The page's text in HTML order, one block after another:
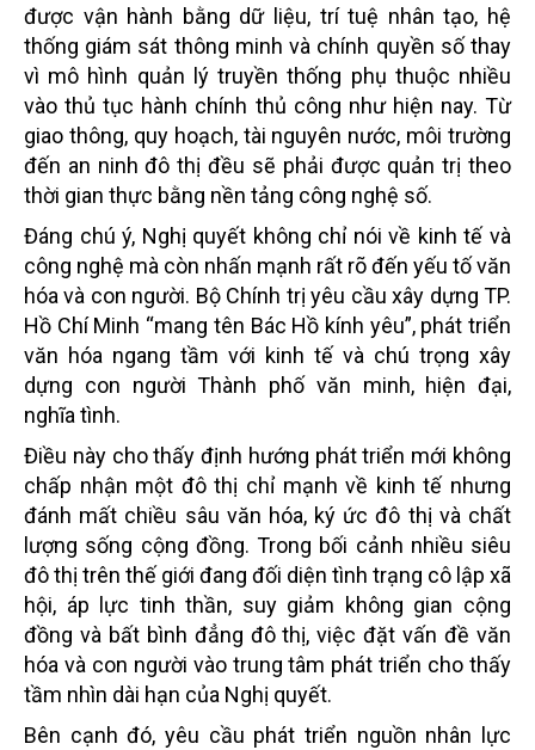
được vận hành bằng dữ liệu, trí tuệ nhân tạo, hệ
thống giám sát thông minh và chính quyền số thay
vì mô hình quản lý truyền thống phụ thuộc nhiều
vào thủ tục hành chính thủ công như hiện nay. Từ
giao thông, quy hoạch, tài nguyên nước, môi trường
đến an ninh đô thị đều sẽ phải được quản trị theo
thời gian thực bằng nền tảng công nghệ số.
Đáng chú ý, Nghị quyết không chỉ nói về kinh tế và
công nghệ mà còn nhấn mạnh rất rõ đến yếu tố văn
hóa và con người. Bộ Chính trị yêu cầu xây dựng TP.
Hồ Chí Minh “mang tên Bác Hồ kính yêu”, phát triển
văn hóa ngang tầm với kinh tế và chú trọng xây
dựng con người Thành phố văn minh, hiện đại,
nghĩa tình.
Điều này cho thấy định hướng phát triển mới không
chấp nhận một đô thị chỉ mạnh về kinh tế nhưng
đánh mất chiều sâu văn hóa, ký ức đô thị và chất
lượng sống cộng đồng. Trong bối cảnh nhiều siêu
đô thị trên thế giới đang đối diện tình trạng cô lập xã
hội, áp lực tinh thần, suy giảm không gian cộng
đồng và bất bình đẳng đô thị, việc đặt vấn đề văn
hóa và con người vào trung tâm phát triển cho thấy
tầm nhìn dài hạn của Nghị quyết.
Bên cạnh đó, yêu cầu phát triển nguồn nhân lực